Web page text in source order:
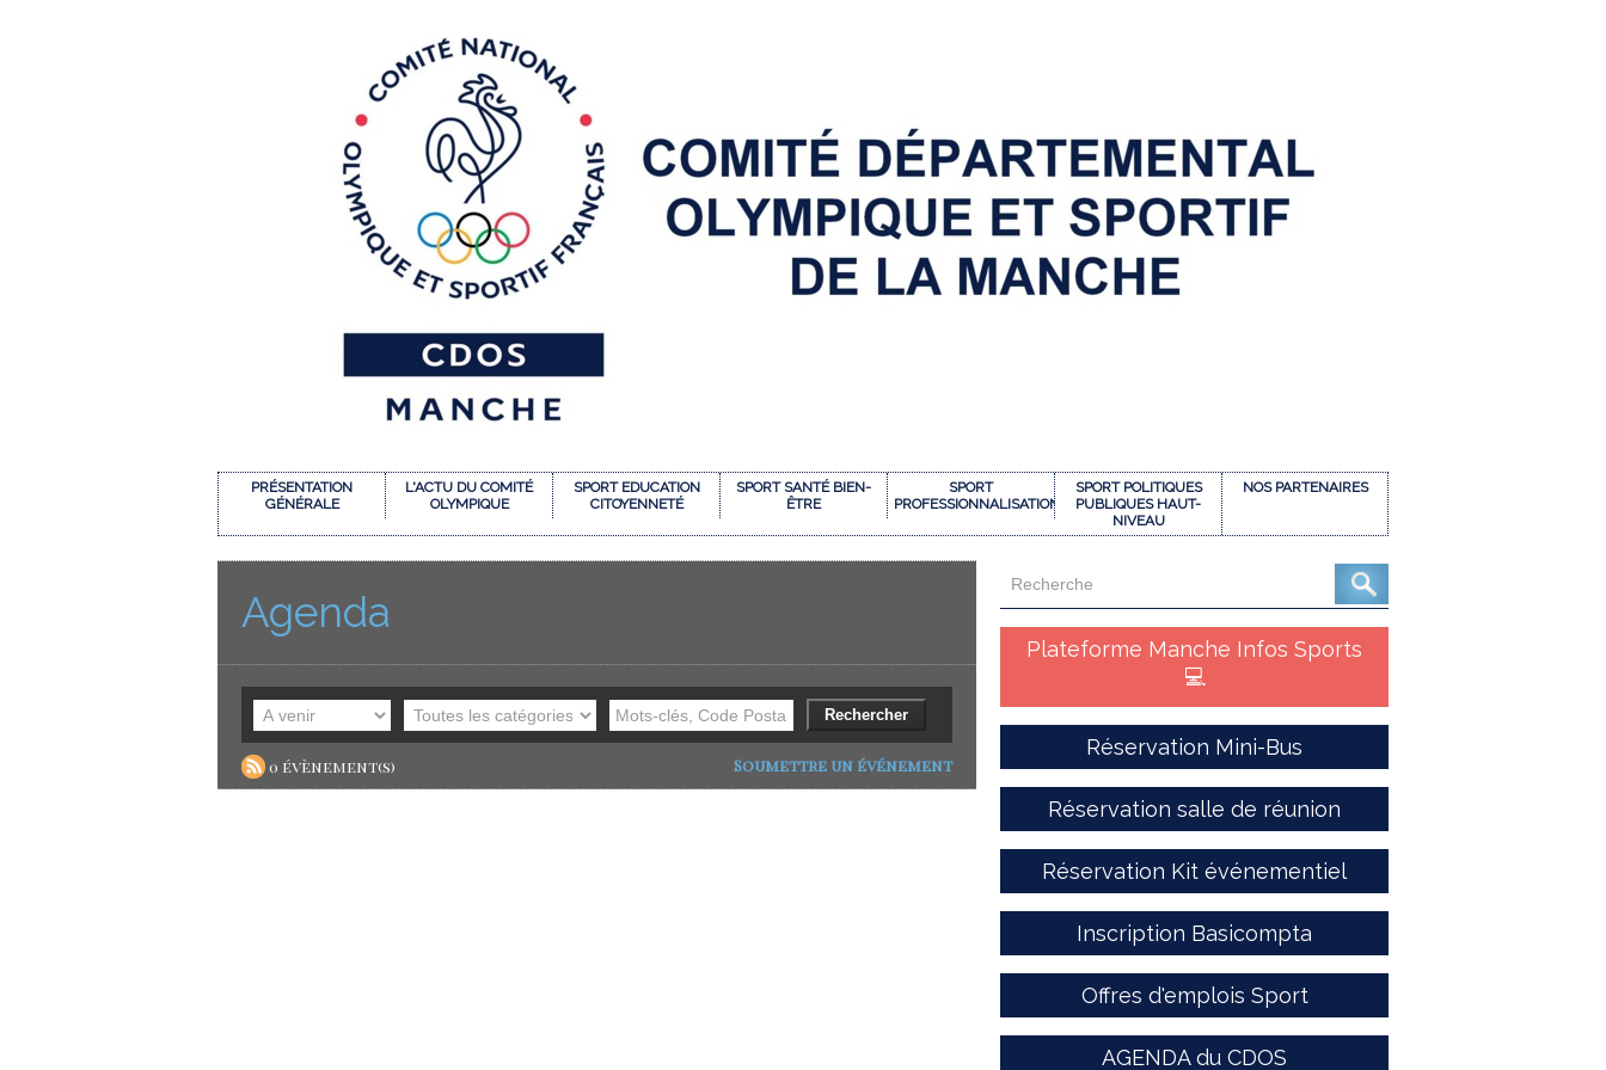
PRÉSENTATION
GÉNÉRALE
L'ACTU DU COMITÉ
OLYMPIQUE
SPORT EDUCATION
CITOYENNETÉ
SPORT SANTÉ BIEN-
ÊTRE
SPORT
PROFESSIONNALISATION
SPORT POLITIQUES
PUBLIQUES HAUT-
NIVEAU
NOS PARTENAIRES
Agenda
0 évènement(s) Soumettre un événement
Plateforme Manche Infos Sports
💻
Réservation Mini-Bus
Réservation salle de réunion
Réservation Kit événementiel
Inscription Basicompta
Offres d'emplois Sport
AGENDA du CDOS